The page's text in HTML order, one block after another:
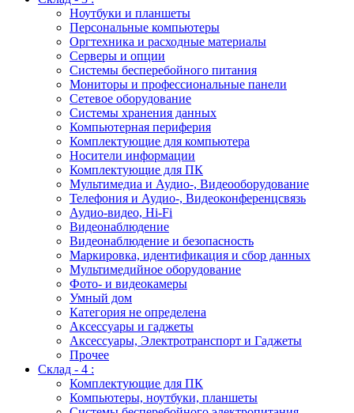
Ноутбуки и планшеты
Персональные компьютеры
Оргтехника и расходные материалы
Серверы и опции
Системы бесперебойного питания
Мониторы и профессиональные панели
Сетевое оборудование
Системы хранения данных
Компьютерная периферия
Комплектующие для компьютера
Носители информации
Комплектующие для ПК
Мультимедиа и Аудио-, Видеооборудование
Телефония и Аудио-, Видеоконференцсвязь
Аудио-видео, Hi-Fi
Видеонаблюдение
Видеонаблюдение и безопасность
Маркировка, идентификация и сбор данных
Мультимедийное оборудование
Фото- и видеокамеры
Умный дом
Категория не определена
Аксессуары и гаджеты
Аксессуары, Электротранспорт и Гаджеты
Прочее
Склад - 4 :
Комплектующие для ПК
Компьютеры, ноутбуки, планшеты